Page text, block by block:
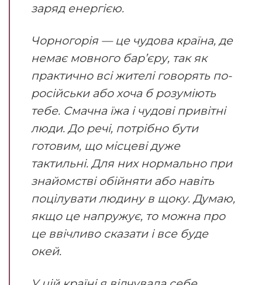
заряд енергією.
Чорногорія — це чудова країна, де
немає мовного бар’єру, так як
практично всі жителі говорять по-
російськи або хоча б розуміють
тебе. Смачна їжа і чудові привітні
люди. До речі, потрібно бути
готовим, що місцеві дуже
тактильні. Для них нормально при
знайомстві обійняти або навіть
поцілувати людину в щоку. Думаю,
якщо це напружує, то можна про
це ввічливо сказати і все буде
окей.